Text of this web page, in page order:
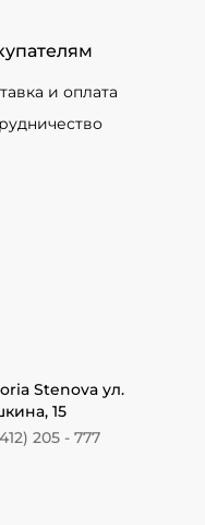
и оплата
Stenova ул.
15
205 - 777